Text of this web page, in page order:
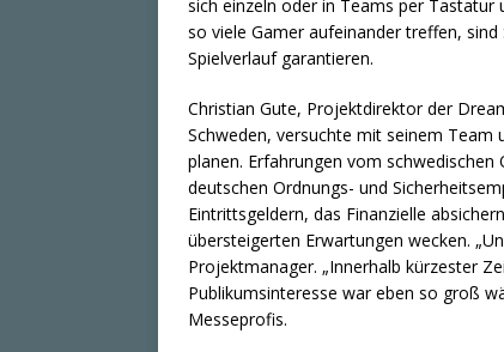
sich einzeln oder in Teams per Tastatur
so viele Gamer aufeinander treffen,
Spielverlauf garantieren.
Christian Gute, Projektdirektor der
Schweden, versuchte mit seinem Team
planen. Erfahrungen vom
deutschen Ordnungs- und
Eintrittsgeldern, das Finanzielle
übersteigerten Erwartungen wecken.
Projektmanager. „Innerhalb kürzester
Publikumsinteresse war eben so groß
Messeprofis.